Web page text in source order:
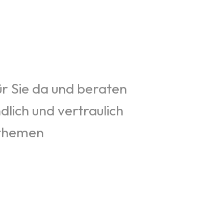
Sie da und beraten
und vertraulich